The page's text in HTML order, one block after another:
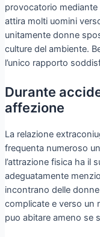
provocatorio
attira molti uomini
unitamente donne
culture del ambiente.
l’unico rapporto
Durante
affezione
La relazione
frequenta numeroso
l’attrazione fisica ha il
adeguatamente
incontrano delle
complicate e verso un
puo abitare ameno se